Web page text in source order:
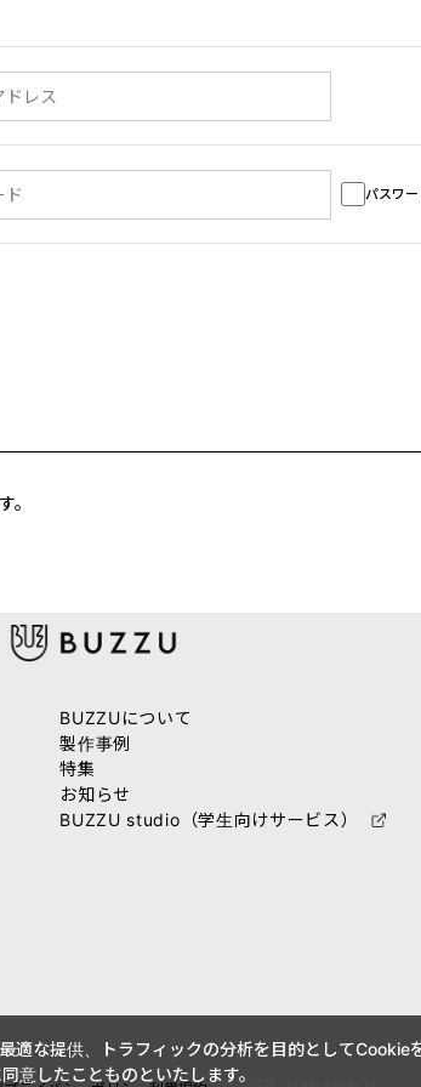
パスワ
。
BUZZUについて
製作事例
特集
お知らせ
BUZZU studio（学生向けサービス）
な提供、トラフィックの分析を目的としてCookie
意したことものといたします。